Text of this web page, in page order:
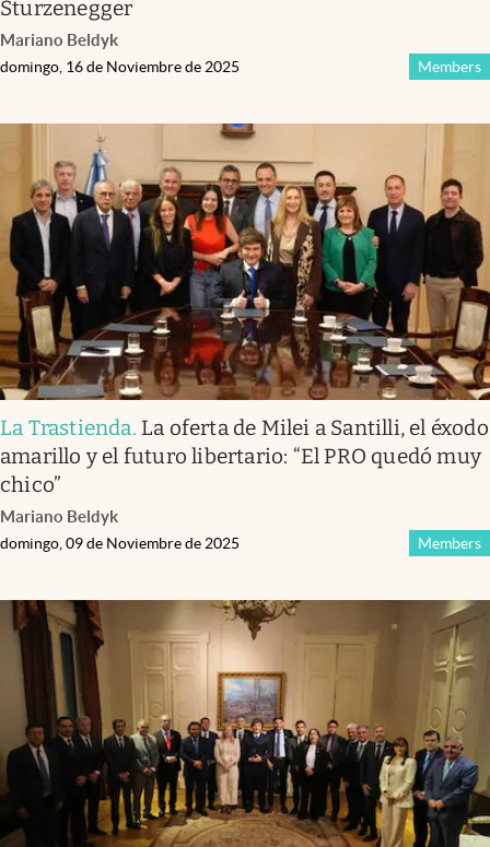
Sturzenegger
Mariano Beldyk
Members
domingo, 16 de Noviembre de 2025
La Trastienda. La oferta de Milei a Santilli, el éxodo
amarillo y el futuro libertario: “El PRO quedó muy
chico”
Mariano Beldyk
Members
domingo, 09 de Noviembre de 2025